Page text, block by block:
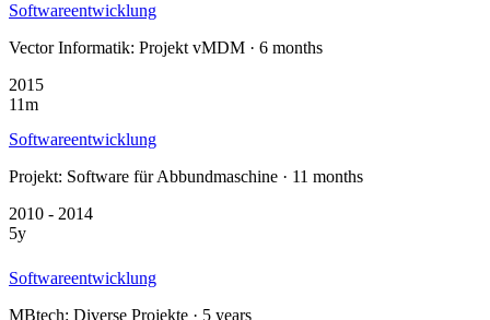
Softwareentwicklung
Vector Informatik: Projekt vMDM · 6 months
2015
11m
Softwareentwicklung
Projekt: Software für Abbundmaschine · 11 months
2010 - 2014
5y
Softwareentwicklung
MBtech: Diverse Projekte · 5 years